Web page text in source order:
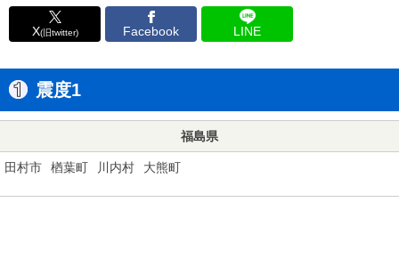
X(旧twitter) Facebook LINE
震度1
福島県
田村市 楢葉町 川内村 大熊町